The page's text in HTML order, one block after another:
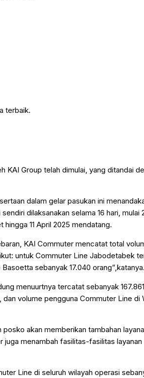
terbaik.
Group telah dimulai, yang ditandai
dalam gelar pasukan ini
dilaksanakan selama 16 hari, mulai
11 April 2025 mendatang.
KAI Commuter mencatat total
untuk Commuter Line Jabodetabek
sebanyak 17.040 orang”,katanya.
menuurtnya tercatat sebanyak
volume pengguna Commuter Line di
akan memberikan tambahan
menambah fasilitas-fasilitas
Line di seluruh wilayah operasi